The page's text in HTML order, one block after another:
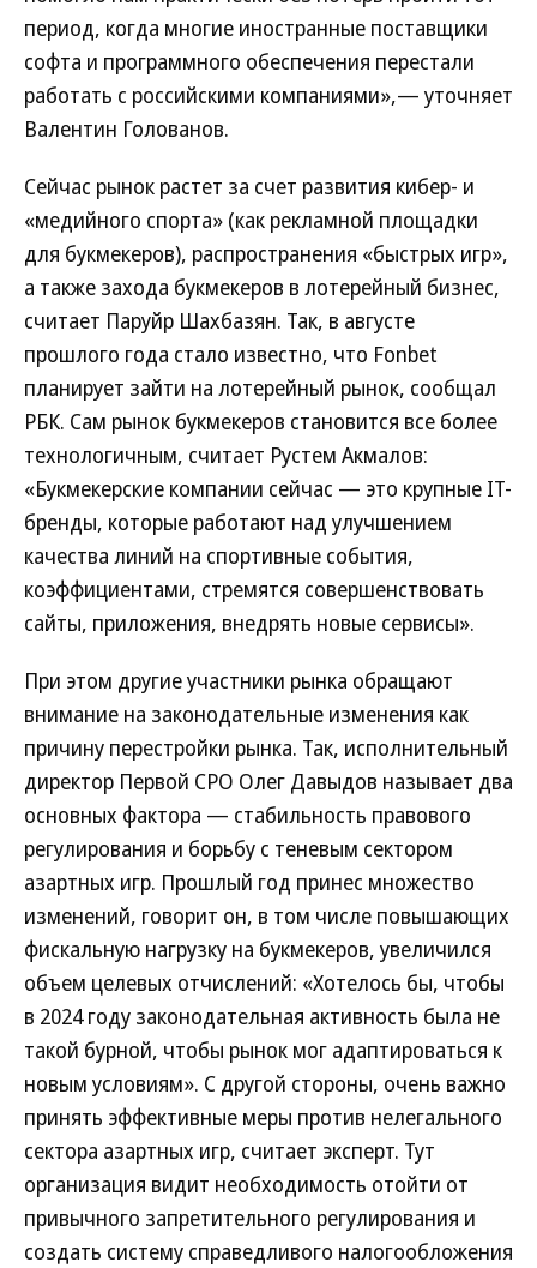
период, когда многие иностранные поставщики
софта и программного обеспечения перестали
работать с российскими компаниями»,— уточняет
Валентин Голованов.
Сейчас рынок растет за счет развития кибер- и
«медийного спорта» (как рекламной площадки
для букмекеров), распространения «быстрых игр»,
а также захода букмекеров в лотерейный бизнес,
считает Паруйр Шахбазян. Так, в августе
прошлого года стало известно, что Fonbet
планирует зайти на лотерейный рынок, сообщал
РБК. Сам рынок букмекеров становится все более
технологичным, считает Рустем Акмалов:
«Букмекерские компании сейчас — это крупные IT-
бренды, которые работают над улучшением
качества линий на спортивные события,
коэффициентами, стремятся совершенствовать
сайты, приложения, внедрять новые сервисы».
При этом другие участники рынка обращают
внимание на законодательные изменения как
причину перестройки рынка. Так, исполнительный
директор Первой СРО Олег Давыдов называет два
основных фактора — стабильность правового
регулирования и борьбу с теневым сектором
азартных игр. Прошлый год принес множество
изменений, говорит он, в том числе повышающих
фискальную нагрузку на букмекеров, увеличился
объем целевых отчислений: «Хотелось бы, чтобы
в 2024 году законодательная активность была не
такой бурной, чтобы рынок мог адаптироваться к
новым условиям». С другой стороны, очень важно
принять эффективные меры против нелегального
сектора азартных игр, считает эксперт. Тут
организация видит необходимость отойти от
привычного запретительного регулирования и
создать систему справедливого налогообложения